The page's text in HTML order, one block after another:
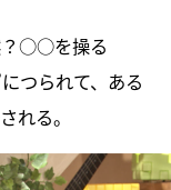
？○○を操る
つられて、ある
れる。